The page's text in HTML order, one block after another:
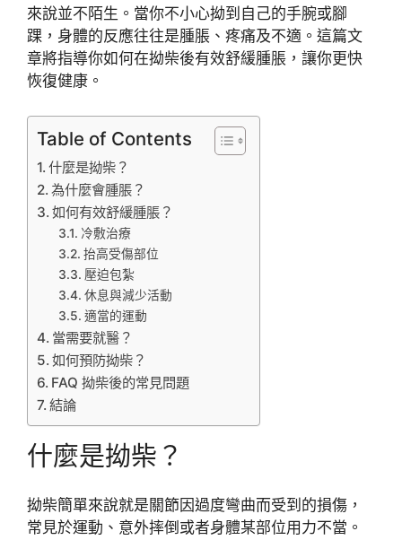
來說並不陌生。當你不小心拗到自己的手腕或腳
踝，身體的反應往往是腫脹、疼痛及不適。這篇文
章將指導你如何在拗柴後有效舒緩腫脹，讓你更快
恢復健康。
Table of Contents
什麼是拗柴？
為什麼會腫脹？
如何有效舒緩腫脹？
冷敷治療
抬高受傷部位
壓迫包紮
休息與減少活動
適當的運動
當需要就醫？
如何預防拗柴？
FAQ 拗柴後的常見問題
結論
什麼是拗柴？
拗柴簡單來說就是關節因過度彎曲而受到的損傷，
常見於運動、意外摔倒或者身體某部位用力不當。